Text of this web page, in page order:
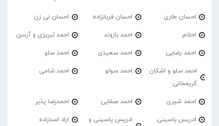
احسان طاری احسان قربانزاده احسان نی زن
احلام احمد بازوند احمد تبریزی و آرسن
احمد‌ رضایی احمد سعیدی احمد سلو
احمد سلو و اشکان
کریمخانی
احمد سولو احمد شامی
احمد شیری احمد صفایی احمدرضا پذیر
ادریس یاسینی
ادریس یاسینی و
اراد اسدزاده